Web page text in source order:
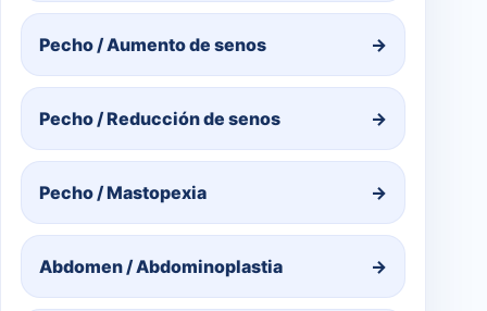
Pecho / Aumento de senos →
Pecho / Reducción de senos →
Pecho / Mastopexia →
Abdomen / Abdominoplastia →